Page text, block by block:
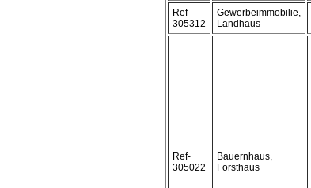
Ref-
305312
Gewerbeimmobilie,
Landhaus
Ref-
305022
Bauernhaus,
Forsthaus